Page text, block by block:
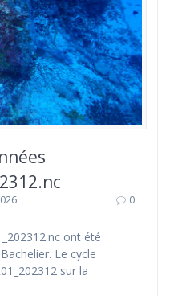
0
ont été
Le cycle
sur la